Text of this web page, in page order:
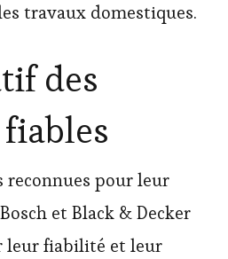
travaux domestiques.
des
reconnues pour leur
et Black & Decker
leur fiabilité et leur